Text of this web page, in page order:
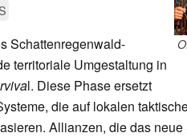
Schattenregenwald-
territoriale Umgestaltung in
l. Diese Phase ersetzt
die auf lokalen
Allianzen, die das